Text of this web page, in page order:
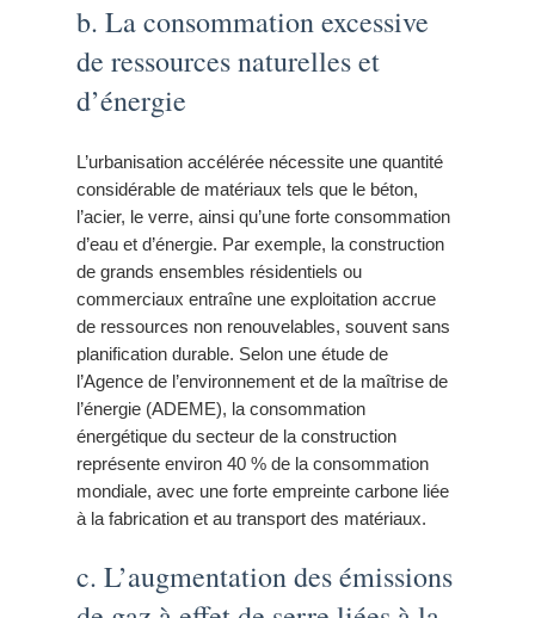
b. La consommation excessive
de ressources naturelles et
d’énergie
L’urbanisation accélérée nécessite une quantité
considérable de matériaux tels que le béton,
l’acier, le verre, ainsi qu’une forte consommation
d’eau et d’énergie. Par exemple, la construction
de grands ensembles résidentiels ou
commerciaux entraîne une exploitation accrue
de ressources non renouvelables, souvent sans
planification durable. Selon une étude de
l’Agence de l’environnement et de la maîtrise de
l’énergie (ADEME), la consommation
énergétique du secteur de la construction
représente environ 40 % de la consommation
mondiale, avec une forte empreinte carbone liée
à la fabrication et au transport des matériaux.
c. L’augmentation des émissions